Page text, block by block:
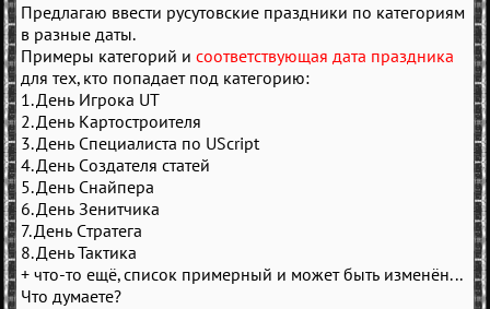
Предлагаю ввести русутовские праздники по категориям
в разные даты.
Примеры категорий и соответствующая дата праздника
для тех, кто попадает под категорию:
1. День Игрока UT
2. День Картостроителя
3. День Специалиста по UScript
4. День Создателя статей
5. День Снайпера
6. День Зенитчика
7. День Стратега
8. День Тактика
+ что-то ещё, список примерный и может быть изменён...
Что думаете?